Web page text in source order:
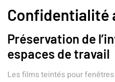
Confidentialité
Préservation de
espaces de travail
Les films teintés pour